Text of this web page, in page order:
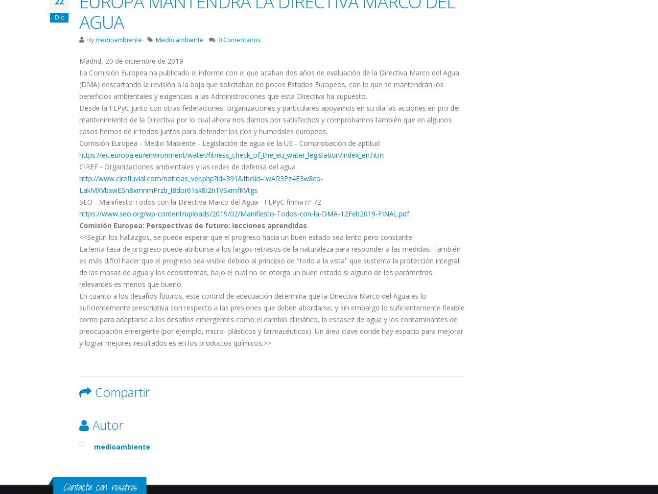
Dic
AGUA
Bymedioambiente Medio ambiente 0 Comentarios
Madrid, 20 de diciembre de 2019
La Comisión Europea ha publicado el informe con el que acaban dos años de evaluación de la Directiva Marco del Agua
(DMA) descartando la revisión a la baja que solicitaban no pocos Estados Europeos, con lo que se mantendrán los
beneficios ambientales y exigencias a las Administraciones que esta Directiva ha supuesto.
Desde la FEPyC junto con otras federaciones, organizaciones y particulares apoyamos en su día las acciones en pro del
mantenimiento de la Directiva por lo cual ahora nos damos por satisfechos y comprobamos también que en algunos
casos hemos de ir todos juntos para defender los ríos y humedales europeos.
Comisión Europea - Medio Mabiente - Legislación de agua de la UE - Comprobación de aptitud
https://ec.europa.eu/environment/water/fitness_check_of_the_eu_water_legislation/index_en.htm
CIREF - Organizaciones ambientales y las redes de defensa del agua
http://www.cirefluvial.com/noticias_ver.php?id=391&fbclid=IwAR3Pz4E3w8co-
LakMXVbxwESn8xmnmPrzb_I8dor61sk8I2h1VSxmfKVtgs
SEO - Manifiesto Todos con la Directiva Marco del Agua - FEPyC firma nº 72
https://www.seo.org/wp-content/uploads/2019/02/Manifiesto-Todos-con-la-DMA-12Feb2019-FINAL.pdf
Comisión Europea: Perspectivas de futuro: lecciones aprendidas
<<Según los hallazgos, se puede esperar que el progreso hacia un buen estado sea lento pero constante.
La lenta tasa de progreso puede atribuirse a los largos retrasos de la naturaleza para responder a las medidas. También
es más difícil hacer que el progreso sea visible debido al principio de "todo a la vista'' que sustenta la protección integral
de las masas de agua y los ecosistemas, bajo el cual no se otorga un buen estado si alguno de los parámetros
relevantes es menos que bueno.
En cuanto a los desafíos futuros, este control de adecuación determina que la Directiva Marco del Agua es lo
suficientemente prescriptiva con respecto a las presiones que deben abordarse, y sin embargo lo suficientemente flexible
como para adaptarse a los desafíos emergentes como el cambio climático, la escasez de agua y los contaminantes de
preocupación emergente (por ejemplo, micro- plásticos y farmacéuticos). Un área clave donde hay espacio para mejorar
y lograr mejores resultados es en los productos químicos.>>
Compartir
Autor
medioambiente
Contacta con nosotros